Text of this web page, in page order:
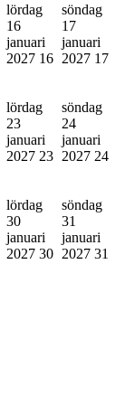
lördag
16
januari
2027 16
söndag
17
januari
2027 17
lördag
23
januari
2027 23
söndag
24
januari
2027 24
lördag
30
januari
2027 30
söndag
31
januari
2027 31